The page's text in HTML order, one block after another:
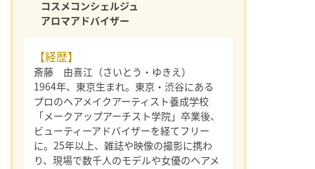
コスメコンシェルジュ
アロマアドバイザー
【経歴】
斎藤 由喜江（さいとう・ゆきえ）
1964年、東京生まれ。東京・渋谷にある
プロのヘアメイクアーティスト養成学校
「メークアップアーチスト学院」卒業後、
ビューティーアドバイザーを経てフリー
に。25年以上、雑誌や映像の撮影に携わ
り、現場で数千人のモデルや女優のヘアメ